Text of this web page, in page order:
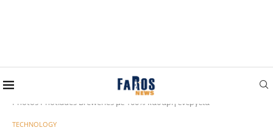
Home
Πρωτιά στη βιώσιμη ανάπτυξη: Η
Photos Photiades Breweries με 100% καθαρή ενέργεια
TECHNOLOGY